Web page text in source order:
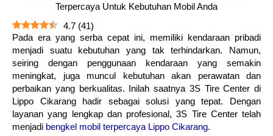
Terpercaya Untuk Kebutuhan Mobil Anda
4.7 (41)
Pada era yang serba cepat ini, memiliki kendaraan pribadi
menjadi suatu kebutuhan yang tak terhindarkan. Namun,
seiring dengan penggunaan kendaraan yang semakin
meningkat, juga muncul kebutuhan akan perawatan dan
perbaikan yang berkualitas. Inilah saatnya 3S Tire Center di
Lippo Cikarang hadir sebagai solusi yang tepat. Dengan
layanan yang lengkap dan profesional, 3S Tire Center telah
menjadi bengkel mobil terpercaya Lippo Cikarang.